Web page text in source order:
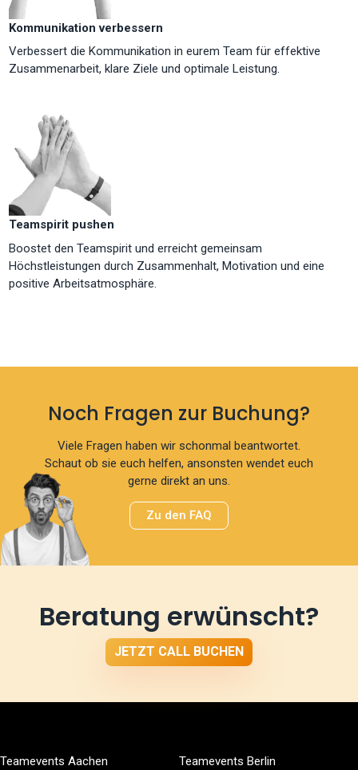
Kommunikation verbessern
Verbessert die Kommunikation in eurem Team für effektive
Zusammenarbeit, klare Ziele und optimale Leistung.
Teamspirit pushen
Boostet den Teamspirit und erreicht gemeinsam
Höchstleistungen durch Zusammenhalt, Motivation und eine
positive Arbeitsatmosphäre.
Noch Fragen zur Buchung?
Viele Fragen haben wir schonmal beantwortet.
Schaut ob sie euch helfen, ansonsten wendet euch
gerne direkt an uns.
Zu den FAQ
Beratung erwünscht?
JETZT CALL BUCHEN
Teamevents Aachen
Teamevents Berlin